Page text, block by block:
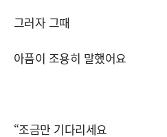
그러자 그때
아픔이 조용히 말했어요
“조금만 기다리세요